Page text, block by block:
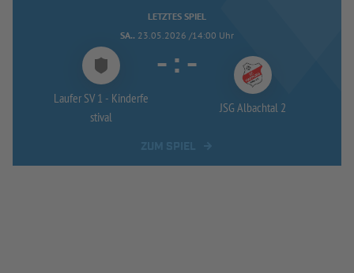
LETZTES SPIEL
SA.. 23.05.2026 /14:00 Uhr
Laufer SV 1 - Kinderfe
stival
- : -
JSG Albachtal 2